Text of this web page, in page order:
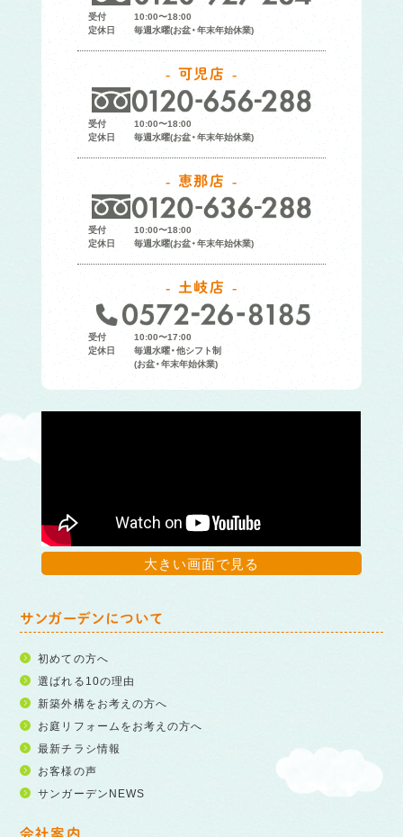
受付
10:00〜18:00
定休日
毎週水曜(お盆・年末年始休業)
可児店
受付
10:00〜18:00
定休日
毎週水曜(お盆・年末年始休業)
恵那店
受付
10:00〜18:00
定休日
毎週水曜(お盆・年末年始休業)
土岐店
受付
10:00〜17:00
定休日
毎週水曜・他シフト制
(お盆・年末年始休業)
大きい画面で見る
サンガーデンについて
初めての方へ
選ばれる10の理由
新築外構をお考えの方へ
お庭リフォームをお考えの方へ
最新チラシ情報
お客様の声
サンガーデンNEWS
会社案内